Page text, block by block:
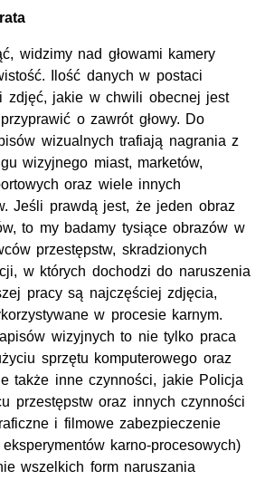
widzimy nad głowami kamery
Ilość danych w postaci
zdjęć, jakie w chwili obecnej jest
o zawrót głowy. Do
wizualnych trafiają nagrania z
wizyjnego miast, marketów,
oraz wiele innych
Jeśli prawdą jest, że jeden obraz
to my badamy tysiące obrazów w
przestępstw, skradzionych
w których dochodzi do naruszenia
pracy są najczęściej zdjęcia,
w procesie karnym.
wizyjnych to nie tylko praca
sprzętu komputerowego oraz
także inne czynności, jakie Policja
przestępstw oraz innych czynności
i filmowe zabezpieczenie
karno-procesowych)
wszelkich form naruszania